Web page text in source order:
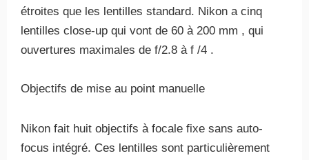
étroites que les lentilles standard. Nikon a cinq
lentilles close-up qui vont de 60 à 200 mm , qui
ouvertures maximales de f/2.8 à f /4 .
Objectifs de mise au point manuelle
Nikon fait huit objectifs à focale fixe sans auto-
focus intégré. Ces lentilles sont particulièrement